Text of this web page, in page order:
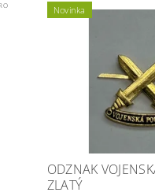
Novinka
ODZNAK
ZLATÝ